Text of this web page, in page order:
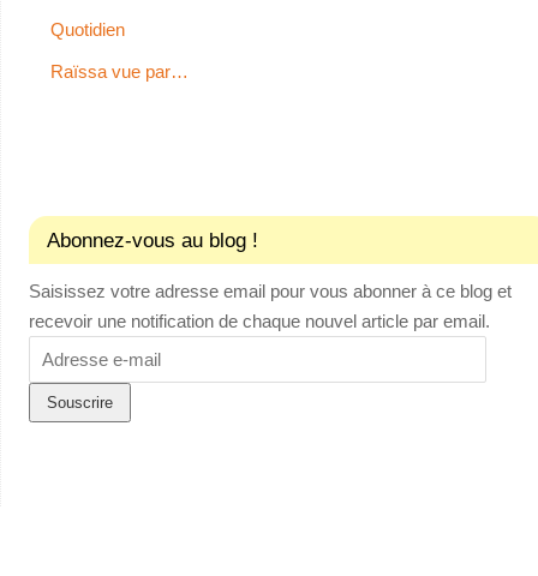
Quotidien
Raïssa vue par…
Abonnez-vous au blog !
Saisissez votre adresse email pour vous abonner à ce blog et
recevoir une notification de chaque nouvel article par email.
Adresse
e-
mail